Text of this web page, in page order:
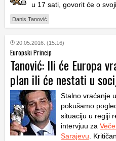
u 17 sati, govorit će o
Danis Tanović
20.05.2016. (15:16)
Europski Princip
Tanović: Ili će Europa
plan ili će nestati u
Stalno vraćanje
pokušamo
situaciju u regiji
intervjuu za
Sarajevu .